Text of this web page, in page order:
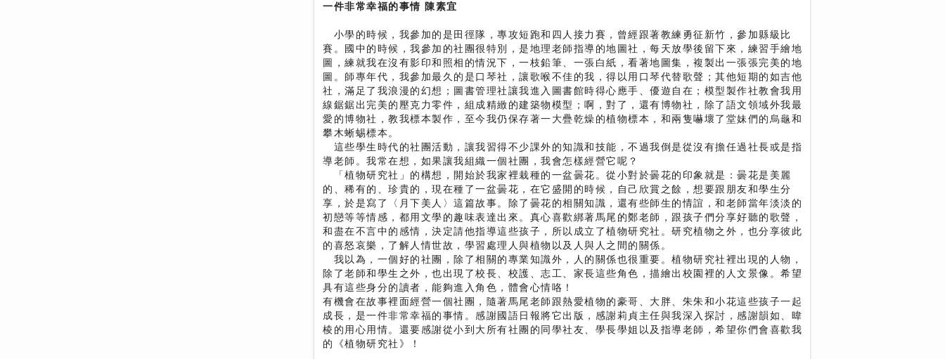
一件非常幸福的事情 陳素宜
小學的時候，我參加的是田徑隊，專攻短跑和四人接力賽，曾經跟著教練勇征新竹，參加縣級比
賽。國中的時候，我參加的社團很特別，是地理老師指導的地圖社，每天放學後留下來，練習手繪地
圖，練就我在沒有影印和照相的情況下，一枝鉛筆、一張白紙，看著地圖集，複製出一張張完美的地
圖。師專年代，我參加最久的是口琴社，讓歌喉不佳的我，得以用口琴代替歌聲；其他短期的如吉他
社，滿足了我浪漫的幻想；圖書管理社讓我進入圖書館時得心應手、優遊自在；模型製作社教會我用
線鋸鋸出完美的壓克力零件，組成精緻的建築物模型；啊，對了，還有博物社，除了語文領域外我最
愛的博物社，教我標本製作，至今我仍保存著一大疊乾燥的植物標本，和兩隻嚇壞了堂妹們的烏龜和
攀木蜥蜴標本。
這些學生時代的社團活動，讓我習得不少課外的知識和技能，不過我倒是從沒有擔任過社長或是指
導老師。我常在想，如果讓我組織一個社團，我會怎樣經營它呢？
「植物研究社」的構想，開始於我家裡栽種的一盆曇花。從小對於曇花的印象就是：曇花是美麗
的、稀有的、珍貴的，現在種了一盆曇花，在它盛開的時候，自己欣賞之餘，想要跟朋友和學生分
享，於是寫了〈月下美人〉這篇故事。除了曇花的相關知識，還有些師生的情誼，和老師當年淡淡的
初戀等等情感，都用文學的趣味表達出來。真心喜歡綁著馬尾的鄭老師，跟孩子們分享好聽的歌聲，
和盡在不言中的感情，決定請他指導這些孩子，所以成立了植物研究社。研究植物之外，也分享彼此
的喜怒哀樂，了解人情世故，學習處理人與植物以及人與人之間的關係。
我以為，一個好的社團，除了相關的專業知識外，人的關係也很重要。植物研究社裡出現的人物，
除了老師和學生之外，也出現了校長、校護、志工、家長這些角色，描繪出校園裡的人文景像。希望
具有這些身分的讀者，能夠進入角色，體會心情咯！
有機會在故事裡面經營一個社團，隨著馬尾老師跟熱愛植物的豪哥、大胖、朱朱和小花這些孩子一起
成長，是一件非常幸福的事情。感謝國語日報將它出版，感謝莉貞主任與我深入探討，感謝韻如、暐
棱的用心用情。還要感謝從小到大所有社團的同學社友、學長學姐以及指導老師，希望你們會喜歡我
的《植物研究社》！